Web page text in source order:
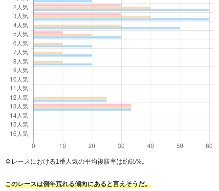
全レースにおける1番人気の平均複勝率は約65%。
このレースは例年荒れる傾向にあると言えそうだ。